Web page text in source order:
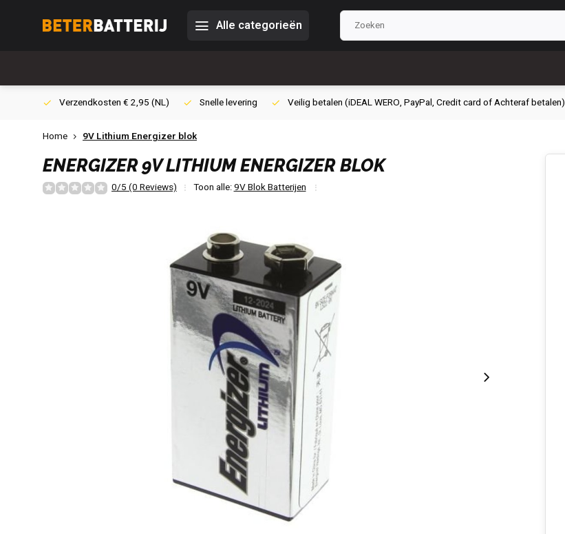
Alle categorieën
Verzendkosten € 2,95 (NL) Snelle levering Veilig betalen (iDEAL WERO, PayPal, Credit card of Achteraf betalen)
Home 9V Lithium Energizer blok
ENERGIZER9V LITHIUM ENERGIZER BLOK
0/5 (0 Reviews) Toon alle:9V Blok Batterijen